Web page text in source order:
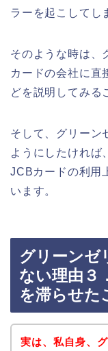
ラーを起こしてし
そのような時は、
カードの会社に直
どを説明してみる
そして、グリーン
ようにしたければ
JCBカードの利用
います。
グリーンゼ
ない理由３
を滞らせた
実は、私自身、